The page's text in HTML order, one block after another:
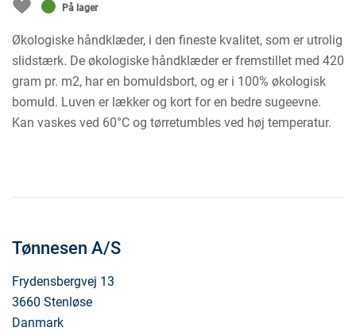
På lager
Økologiske håndklæder, i den fineste kvalitet, som er utrolig
slidstærk. De økologiske håndklæder er fremstillet med 420
gram pr. m2, har en bomuldsbort, og er i 100% økologisk
bomuld. Luven er lækker og kort for en bedre sugeevne.
Kan vaskes ved 60°C og tørretumbles ved høj temperatur.
Tønnesen A/S
Frydensbergvej 13
3660 Stenløse
Danmark